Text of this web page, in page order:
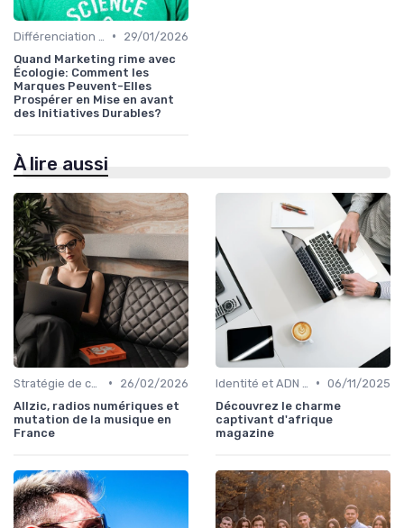
•
29/01/2026
Quand Marketing rime avec
Écologie: Comment les
Marques Peuvent-Elles
Prospérer en Mise en avant
des Initiatives Durables?
À lire aussi
•
26/02/2026
Allzic, radios numériques et
mutation de la musique en
France
• 06/11/2025
Découvrez le charme
captivant d'afrique
magazine